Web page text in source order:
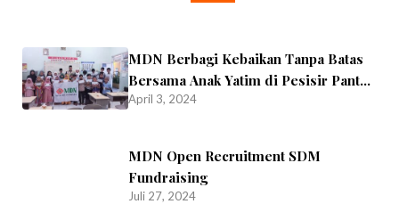
MDN Berbagi Kebaikan Tanpa Batas
Bersama Anak Yatim di Pesisir Pantai
Kenjeran
April 3, 2024
MDN Open Recruitment SDM
Fundraising
Juli 27, 2024